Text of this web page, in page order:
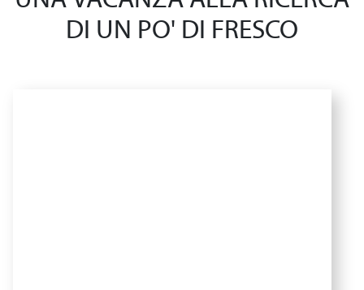
DI UN PO' DI FRESCO